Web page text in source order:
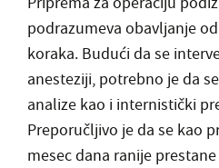
podrazumeva obavljanje
koraka. Budući da se
anesteziji, potrebno je da
analize kao i internistički
Preporučljivo je da se kao
mesec dana ranije